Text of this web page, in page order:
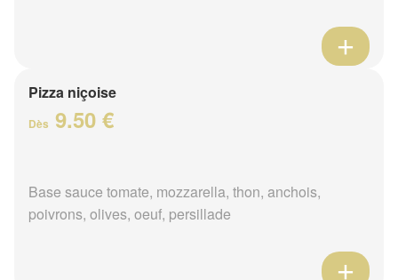
Pizza niçoise
Dès 9.50 €
Base sauce tomate, mozzarella, thon, anchois,
poivrons, olives, oeuf, persillade